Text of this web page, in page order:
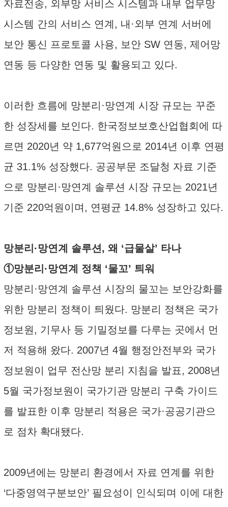
자료전송, 외부망 서비스 시스템과 내부 업무망
시스템 간의 서비스 연계, 내·외부 연계 서버에
보안 통신 프로토콜 사용, 보안 SW 연동, 제어망
연동 등 다양한 연동 및 활용되고 있다.
이러한 흐름에 망분리·망연계 시장 규모는 꾸준
한 성장세를 보인다. 한국정보보호산업협회에 따
르면 2020년 약 1,677억원으로 2014년 이후 연평
균 31.1% 성장했다. 공공부문 조달청 자료 기준
으로 망분리·망연계 솔루션 시장 규모는 2021년
기준 220억원이며, 연평균 14.8% 성장하고 있다.
망분리·망연계 솔루션, 왜 ‘급물살’ 타나
①망분리·망연계 정책 ‘물꼬’ 틔워
망분리·망연계 솔루션 시장의 물꼬는 보안강화를
위한 망분리 정책이 틔웠다. 망분리 정책은 국가
정보원, 기무사 등 기밀정보를 다루는 곳에서 먼
저 적용해 왔다. 2007년 4월 행정안전부와 국가
정보원이 업무 전산망 분리 지침을 발표, 2008년
5월 국가정보원이 국가기관 망분리 구축 가이드
를 발표한 이후 망분리 적용은 국가·공공기관으
로 점차 확대됐다.
2009년에는 망분리 환경에서 자료 연계를 위한
‘다중영역구분보안’ 필요성이 인식되며 이에 대한